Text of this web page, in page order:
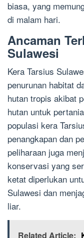
biasa, yang
di malam hari.
Ancaman
Sulawesi
Kera Tarsius
penurunan habitat
hutan tropis akibat
hutan untuk
populasi kera
penangkapan dan
peliharaan juga
konservasi yang
ketat diperlukan
Sulawesi dan
liar.
Related Article: